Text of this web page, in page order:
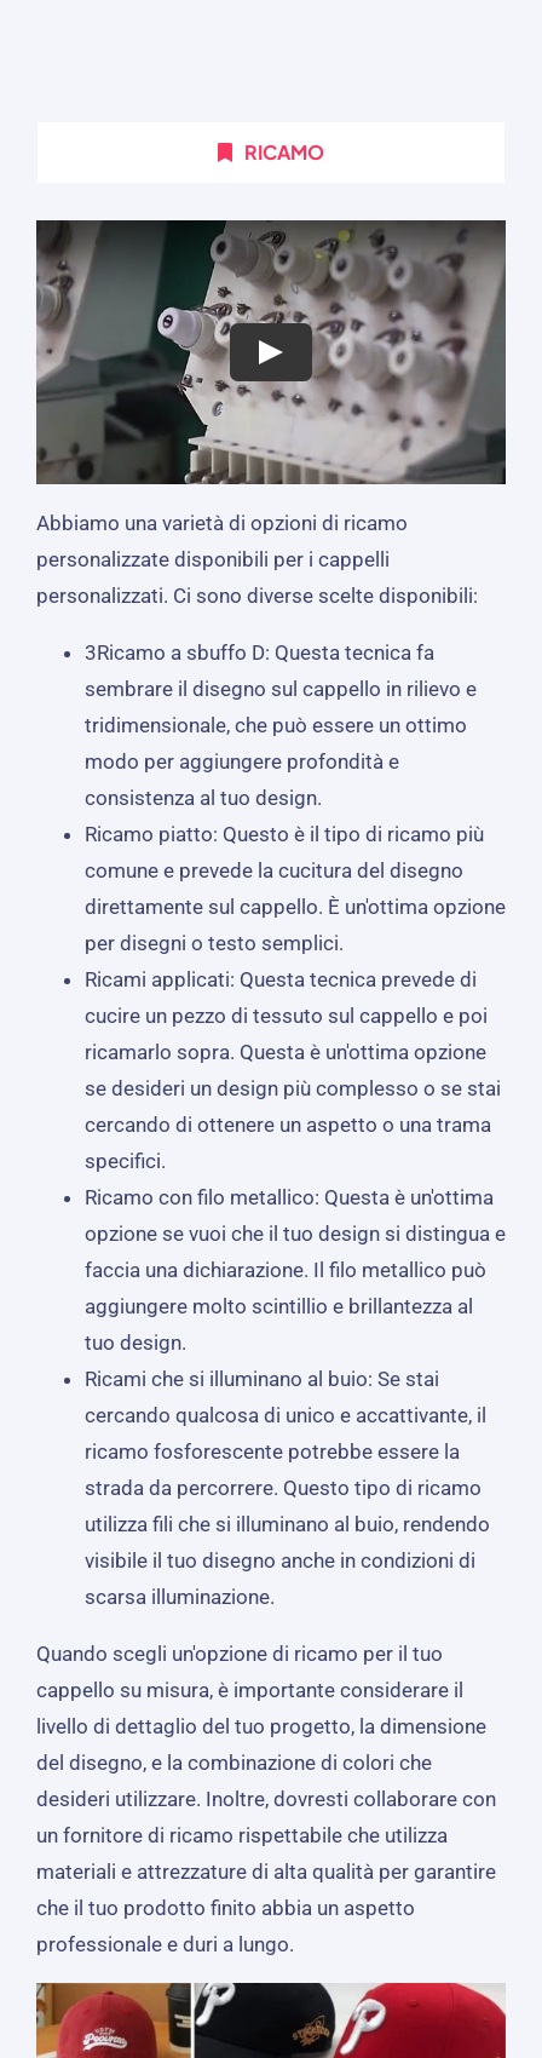
RICAMO
Abbiamo una varietà di opzioni di ricamo
personalizzate disponibili per i cappelli
personalizzati. Ci sono diverse scelte disponibili:
3Ricamo a sbuffo D: Questa tecnica fa
sembrare il disegno sul cappello in rilievo e
tridimensionale, che può essere un ottimo
modo per aggiungere profondità e
consistenza al tuo design.
Ricamo piatto: Questo è il tipo di ricamo più
comune e prevede la cucitura del disegno
direttamente sul cappello. È un'ottima opzione
per disegni o testo semplici.
Ricami applicati: Questa tecnica prevede di
cucire un pezzo di tessuto sul cappello e poi
ricamarlo sopra. Questa è un'ottima opzione
se desideri un design più complesso o se stai
cercando di ottenere un aspetto o una trama
specifici.
Ricamo con filo metallico: Questa è un'ottima
opzione se vuoi che il tuo design si distingua e
faccia una dichiarazione. Il filo metallico può
aggiungere molto scintillio e brillantezza al
tuo design.
Ricami che si illuminano al buio: Se stai
cercando qualcosa di unico e accattivante, il
ricamo fosforescente potrebbe essere la
strada da percorrere. Questo tipo di ricamo
utilizza fili che si illuminano al buio, rendendo
visibile il tuo disegno anche in condizioni di
scarsa illuminazione.
Quando scegli un'opzione di ricamo per il tuo
cappello su misura, è importante considerare il
livello di dettaglio del tuo progetto, la dimensione
del disegno, e la combinazione di colori che
desideri utilizzare. Inoltre, dovresti collaborare con
un fornitore di ricamo rispettabile che utilizza
materiali e attrezzature di alta qualità per garantire
che il tuo prodotto finito abbia un aspetto
professionale e duri a lungo.